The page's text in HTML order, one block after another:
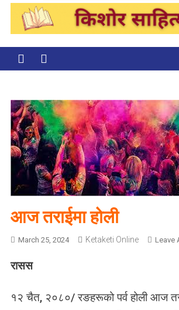
Ketaketi Online
First Nepali Online Magazine For Children
आज तराईमा होली
March 25, 2024 Ketaketi Online Leave
रासस
१२ चैत, २०८०/ रङहरूको पर्व होली आज